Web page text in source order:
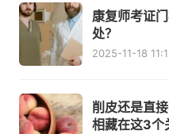
康复师考证
处？
2025-11-18
削皮还是直
相藏在这3个